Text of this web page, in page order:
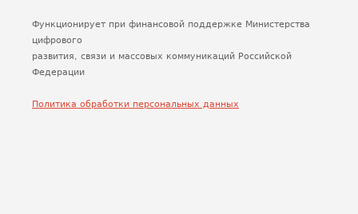
Функционирует при финансовой поддержке Министерства
цифрового
развития, связи и массовых коммуникаций Российской
Федерации
Политика обработки персональных данных